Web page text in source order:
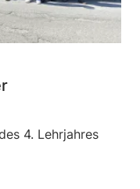
4. Lehrjahres